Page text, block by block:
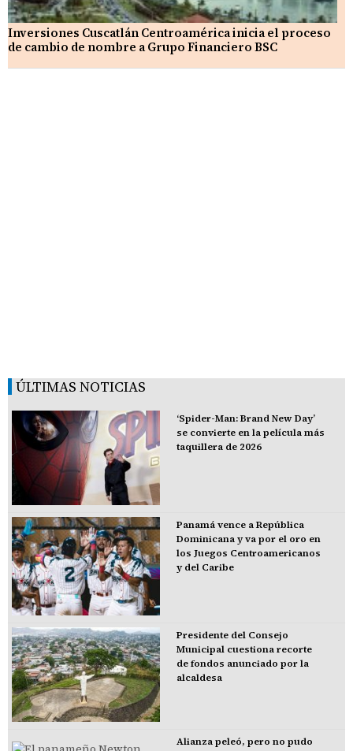
Inversiones Cuscatlán Centroamérica inicia el proceso
de cambio de nombre a Grupo Financiero BSC
ÚLTIMAS NOTICIAS
‘Spider-Man: Brand New Day’
se convierte en la película más
taquillera de 2026
Panamá vence a República
Dominicana y va por el oro en
los Juegos Centroamericanos
y del Caribe
Presidente del Consejo
Municipal cuestiona recorte
de fondos anunciado por la
alcaldesa
Alianza peleó, pero no pudo